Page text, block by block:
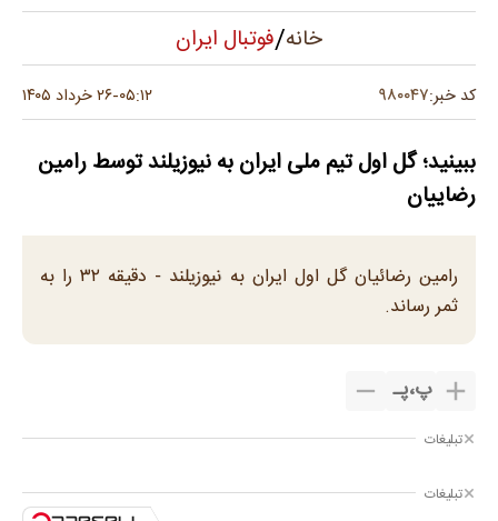
خانه/فوتبال ایران
کد خبر:۹۸۰۰۴۷ ۰۵:۱۲-۲۶ خرداد ۱۴۰۵
ببینید؛ گل اول تیم ملی ایران به نیوزیلند توسط رامین
رضاییان
رامین رضائیان گل اول ایران به نیوزیلند - دقیقه ۳۲ را به
ثمر رساند.
پ،پـ
تبلیغات
تبلیغات